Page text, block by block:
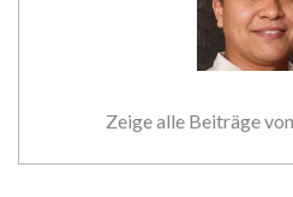
Zeige alle Beiträge